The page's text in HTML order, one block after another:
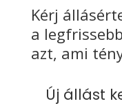
Kérj
a
azt, ami